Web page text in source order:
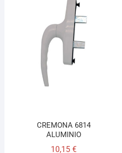
CREMONA 6814
ALUMINIO
10,15 €